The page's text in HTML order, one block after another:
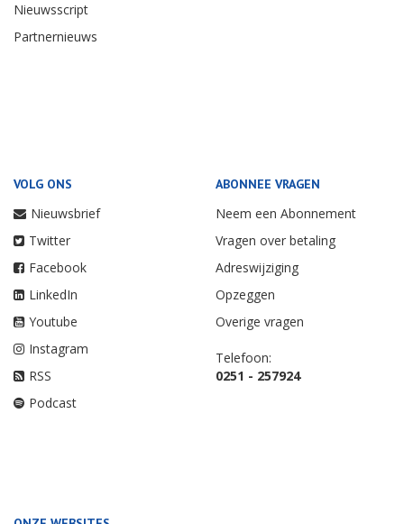
Nieuwsscript
Partnernieuws
VOLG ONS
Nieuwsbrief
Twitter
Facebook
LinkedIn
Youtube
Instagram
RSS
Podcast
ABONNEE VRAGEN
Neem een Abonnement
Vragen over betaling
Adreswijziging
Opzeggen
Overige vragen
Telefoon:
0251 - 257924